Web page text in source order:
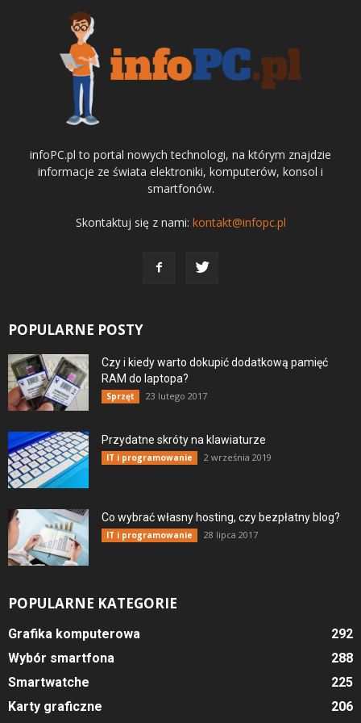
infoPC.pl to portal nowych technologi, na którym znajdzie
informacje ze świata elektroniki, komputerów, konsol i
smartfonów.
Skontaktuj się z nami: kontakt@infopc.pl
POPULARNE POSTY
Czy i kiedy warto dokupić dodatkową pamięć
RAM do laptopa?
Sprzęt 23 lutego 2017
Przydatne skróty na klawiaturze
IT i programowanie 2 września 2019
Co wybrać własny hosting, czy bezpłatny blog?
IT i programowanie 28 lipca 2017
POPULARNE KATEGORIE
Grafika komputerowa
292
Wybór smartfona
288
Smartwatche
225
Karty graficzne
206